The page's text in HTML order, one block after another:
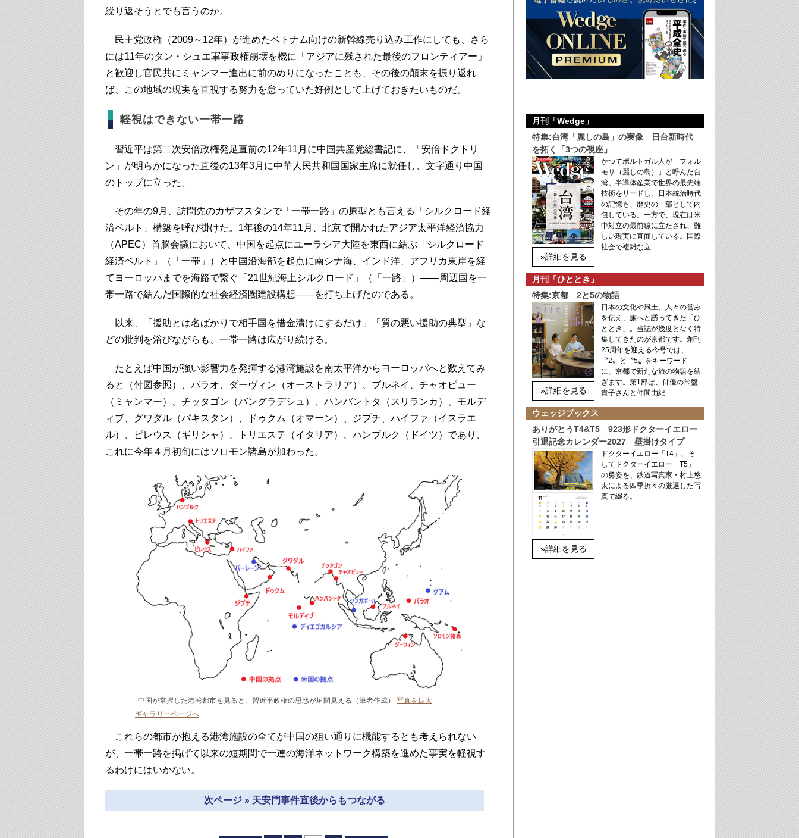
繰り返そうとでも言うのか。
民主党政権（2009～12年）が進めたベトナム向けの新幹線売り込み工作にしても、さら
には11年のタン・シュエ軍事政権崩壊を機に「アジアに残された最後のフロンティアー」
と歓迎し官民共にミャンマー進出に前のめりになったことも、その後の顛末を振り返れ
ば、この地域の現実を直視する努力を怠っていた好例として上げておきたいものだ。
軽視はできない一帯一路
習近平は第二次安倍政権発足直前の12年11月に中国共産党総書記に、「安倍ドクトリ
ン」が明らかになった直後の13年3月に中華人民共和国国家主席に就任し、文字通り中国
のトップに立った。
その年の9月、訪問先のカザフスタンで「一帯一路」の原型とも言える「シルクロード経
済ベルト」構築を呼び掛けた。1年後の14年11月、北京で開かれたアジア太平洋経済協力
（APEC）首脳会議において、中国を起点にユーラシア大陸を東西に結ぶ「シルクロード
経済ベルト」（「一帯」）と中国沿海部を起点に南シナ海、インド洋、アフリカ東岸を経
てヨーロッパまでを海路で繋ぐ「21世紀海上シルクロード」（「一路」）――周辺国を一
帯一路で結んだ国際的な社会経済圏建設構想――を打ち上げたのである。
以来、「援助とは名ばかりで相手国を借金漬けにするだけ」「質の悪い援助の典型」な
どの批判を浴びながらも、一帯一路は広がり続ける。
たとえば中国が強い影響力を発揮する港湾施設を南太平洋からヨーロッパへと数えてみ
ると（付図参照）、パラオ、ダーヴィン（オーストラリア）、ブルネイ、チャオピュー
（ミャンマー）、チッタゴン（バングラデシュ）、ハンバントタ（スリランカ）、モルデ
ィブ、グワダル（パキスタン）、ドゥクム（オマーン）、ジプチ、ハイファ（イスラエ
ル）、ピレウス（ギリシャ）、トリエステ（イタリア）、ハンブルク（ドイツ）であり、
これに今年４月初旬にはソロモン諸島が加わった。
中国が掌握した港湾都市を見ると、習近平政権の思惑が垣間見える（筆者作成） 写真を拡大
ギャラリーページへ
これらの都市が抱える港湾施設の全てが中国の狙い通りに機能するとも考えられない
が、一帯一路を掲げて以来の短期間で一連の海洋ネットワーク構築を進めた事実を軽視す
るわけにはいかない。
次ページ » 天安門事件直後からもつながる
月刊「Wedge」
特集:台湾「麗しの島」の実像 日台新時代
を拓く「3つの視座」
»詳細を見る
かつてポルトガル人が「フォル
モサ（麗しの島）」と呼んだ台
湾。半導体産業で世界の最先端
技術をリードし、日本統治時代
の記憶も、歴史の一部として内
包している。一方で、現在は米
中対立の最前線に立たされ、難
しい現実に直面している。国際
社会で複雑な立…
月刊「ひととき」
特集:京都 2と5の物語
»詳細を見る
日本の文化や風土、人々の営み
を伝え、旅へと誘ってきた「ひ
ととき」。当誌が幾度となく特
集してきたのが京都です。創刊
25周年を迎える今号では、
〝2〟と〝5〟をキーワード
に、京都で新たな旅の物語を紡
ぎます。第1部は、俳優の常盤
貴子さんと仲間由紀…
ウェッジブックス
ありがとうT4&T5 923形ドクターイエロー
引退記念カレンダー2027 壁掛けタイプ
»詳細を見る
ドクターイエロー「T4」、そ
してドクターイエロー「T5」
の勇姿を、鉄道写真家・村上悠
太による四季折々の厳選した写
真で綴る。